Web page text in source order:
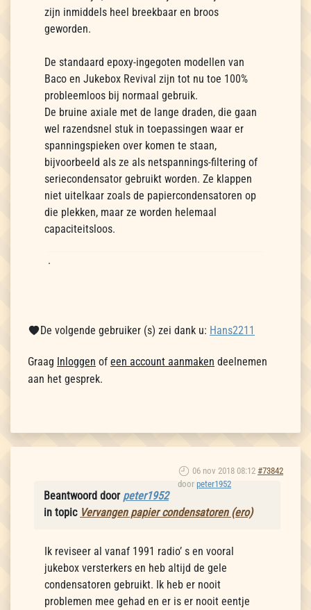
zijn inmiddels heel breekbaar en broos
geworden.
De standaard epoxy-ingegoten modellen van
Baco en Jukebox Revival zijn tot nu toe 100%
probleemloos bij normaal gebruik.
De bruine axiale met de lange draden, die gaan
wel razendsnel stuk in toepassingen waar er
spanningspieken over komen te staan,
bijvoorbeeld als ze als netspannings-filtering of
seriecondensator gebruikt worden. Ze klappen
niet uitelkaar zoals de papiercondensatoren op
die plekken, maar ze worden helemaal
capaciteitsloos.
.
De volgende gebruiker (s) zei dank u: Hans2211
Graag Inloggen of een account aanmaken deelnemen
aan het gesprek.
06 nov 2018 08:12 #73842
door peter1952
Beantwoord door peter1952
in topic Vervangen papier condensatoren (ero)
Ik reviseer al vanaf 1991 radio’ s en vooral
jukebox versterkers en heb altijd de gele
condensatoren gebruikt. Ik heb er nooit
problemen mee gehad en er is er nooit eentje